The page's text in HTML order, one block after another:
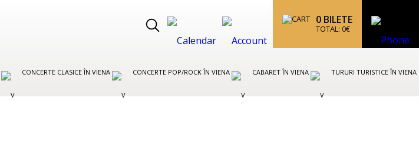
0 BILETE
TOTAL: 0€
CONCERTE CLASICE ÎN VIENA CONCERTE POP/ROCK ÎN VIENA CABARET ÎN VIENA TURURI TURISTICE ÎN VIENA